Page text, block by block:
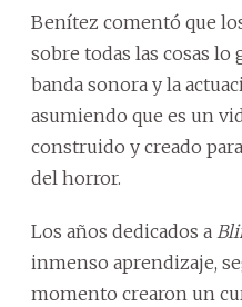
Benítez comentó que
sobre todas las cosas lo
banda sonora y la
asumiendo que es un
construido y creado
del horror.
Los años dedicados a
inmenso aprendizaje,
momento crearon un